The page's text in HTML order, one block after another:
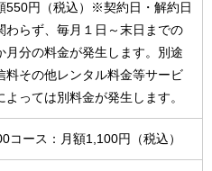
550円（税込）※契約日・解約日
わらず、毎月１日～末日までの
月分の料金が発生します。別途
料その他レンタル料金等サービ
よっては別料金が発生します。
コース：月額1,100円（税込）